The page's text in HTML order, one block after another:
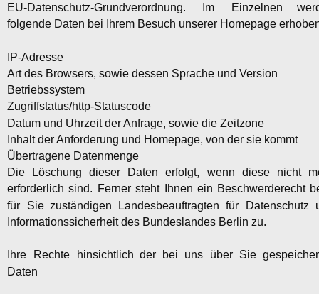
EU-Datenschutz-Grundverordnung.
Im Einzelnen
folgende Daten bei Ihrem Besuch unserer Homepage
IP-Adresse
Art des Browsers, sowie dessen Sprache und Version
Betriebssystem
Zugriffstatus/http-Statuscode
Datum und Uhrzeit der Anfrage, sowie die Zeitzone
Inhalt der Anforderung und Homepage, von der sie kommt
Übertragene Datenmenge
Die
Löschung dieser Daten erfolgt, wenn diese nicht
erforderlich sind. Ferner steht Ihnen ein Beschwerderecht
für
Sie zuständigen Landesbeauftragten für Datenschutz
Informationssicherheit des Bundeslandes Berlin zu.
Ihre Rechte hinsichtlich der bei uns über Sie
Daten